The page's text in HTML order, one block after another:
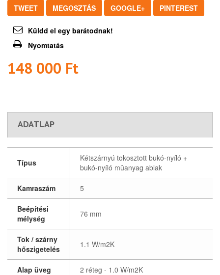
TWEET MEGOSZTÁS GOOGLE+ PINTEREST
Küldd el egy barátodnak!
Nyomtatás
148 000 Ft‎
ADATLAP
Típus
Kétszárnyú tokosztott bukó-nyíló +
bukó-nyíló mûanyag ablak
Kamraszám 5
Beépítési
mélység
76 mm
Tok / szárny
hőszigetelés
1.1 W/m2K
Alap üveg 2 réteg - 1.0 W/m2K